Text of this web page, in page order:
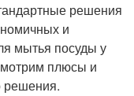
решения
и
мытья посуды у
плюсы и
решения.